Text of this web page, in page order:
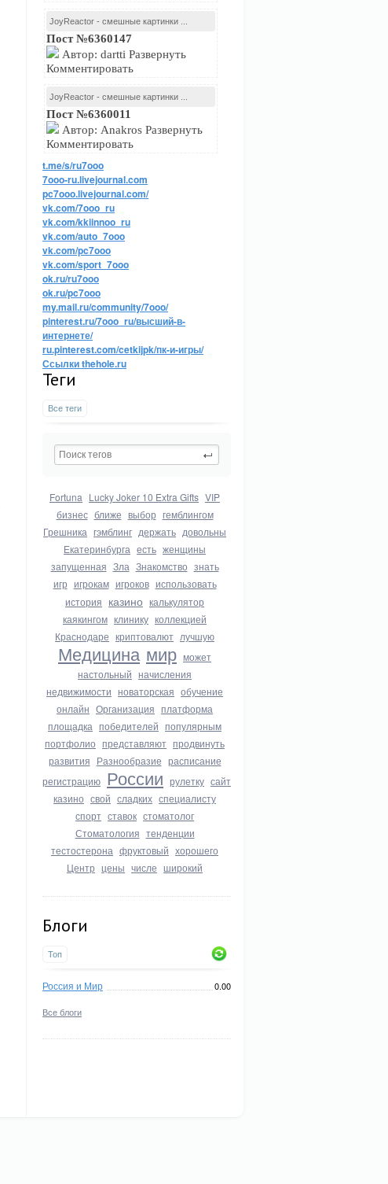
JoyReactor - смешные картинки ...
Пост №6360147
Автор: dartti Развернуть
Комментировать
JoyReactor - смешные картинки ...
Пост №6360011
Автор: Anakros Развернуть
Комментировать
t.me/s/ru7ooo
7ooo-ru.livejournal.com
pc7ooo.livejournal.com/
vk.com/7ooo_ru
vk.com/kkiinnoo_ru
vk.com/auto_7ooo
vk.com/pc7ooo
vk.com/sport_7ooo
ok.ru/ru7ooo
ok.ru/pc7ooo
my.mail.ru/community/7ooo/
pinterest.ru/7ooo_ru/высший-в-
интернете/
ru.pinterest.com/cetkijpk/пк-и-игры/
Ссылки thehole.ru
Теги
Все теги
Fortuna Lucky Joker 10 Extra Gifts VIP
бизнес ближе выбор гемблингом
Грешника гэмблинг держать довольны
Екатеринбурга есть женщины
запущенная Зла Знакомство знать
игр игрокам игроков использовать
история казино калькулятор
каякингом клинику коллекцией
Краснодаре криптовалют лучшую
Медицина мир может
настольный начисления
недвижимости новаторская обучение
онлайн Организация платформа
площадка победителей популярным
портфолио представляют продвинуть
развития Разнообразие расписание
регистрацию России рулетку сайт
казино свой сладких специалисту
спорт ставок стоматолог
Стоматология тенденции
тестостерона фруктовый хорошего
Центр цены числе широкий
Блоги
Топ
Россия и Мир 0.00
Все блоги